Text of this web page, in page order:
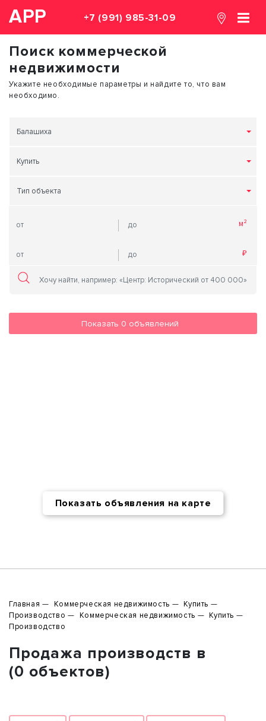
АРР +7 (991) 985-31-09
Поиск коммерческой
недвижимости
Укажите необходимые параметры и найдите то, что вам
необходимо.
Балашиха
Купить
Тип объекта
Показать 0 объявлений
Показать объявления на карте
Главная Коммерческая недвижимость
Купить
Производство
Коммерческая недвижимость
Купить
Производство
Продажа производств в
(0 объектов)